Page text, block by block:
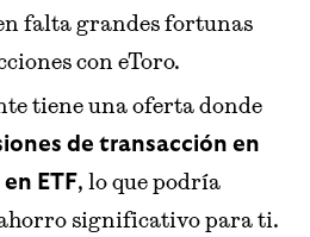
falta grandes fortunas
con eToro.
tiene una oferta donde
de transacción en
ETF, lo que podría
significativo para ti.